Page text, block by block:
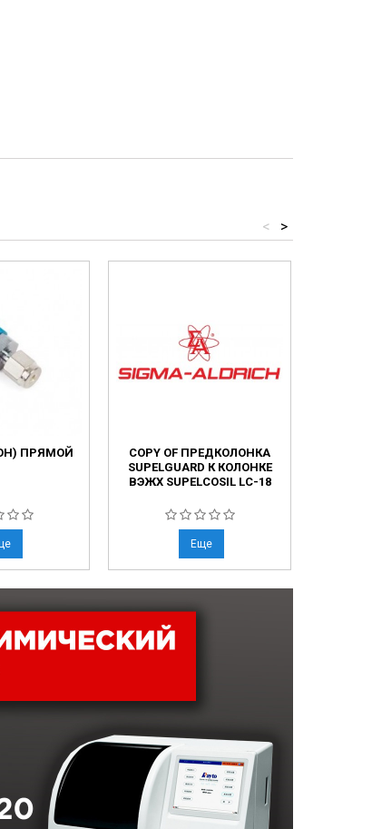
>
<
ПРЯМОЙ
COPY OF ПРЕДКОЛОНКА
SUPELGUARD К КОЛОНКЕ
ВЭЖХ SUPELCOSIL LC-18
Еще